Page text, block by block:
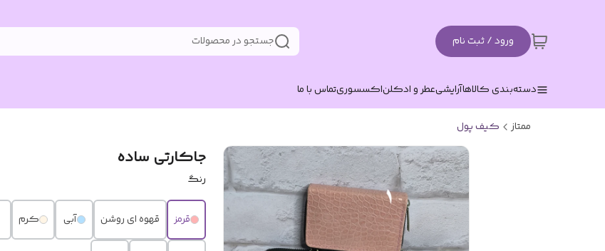
ورود / ثبت نام جستجو در محصولات
دسته‌بندی کالاهاآرایشیعطر و ادکلناکسسوریتماس با ما
ممتاز کیف پول
جاکارتی ساده
رنگ
قرمز قهوه ای روشن آبی کرم